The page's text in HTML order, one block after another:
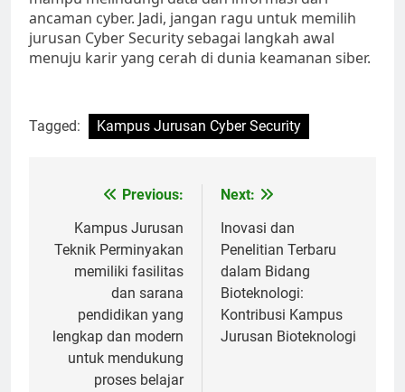
ancaman cyber. Jadi, jangan ragu untuk memilih
jurusan Cyber Security sebagai langkah awal
menuju karir yang cerah di dunia keamanan siber.
Tagged: Kampus Jurusan Cyber Security
navigation
Previous:
Kampus Jurusan
Teknik Perminyakan
memiliki fasilitas
dan sarana
pendidikan yang
lengkap dan modern
untuk mendukung
proses belajar
Next:
Inovasi dan
Penelitian Terbaru
dalam Bidang
Bioteknologi:
Kontribusi Kampus
Jurusan Bioteknologi